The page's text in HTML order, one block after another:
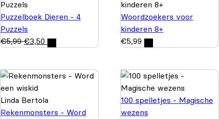
Puzzelboek Dieren - 4
Puzzels
€5,99 €3,50
Woordzoekers voor
kinderen 8+
€5,99
Linda Bertola
Rekenmonsters - Word
100 spelletjes - Magische
wezens